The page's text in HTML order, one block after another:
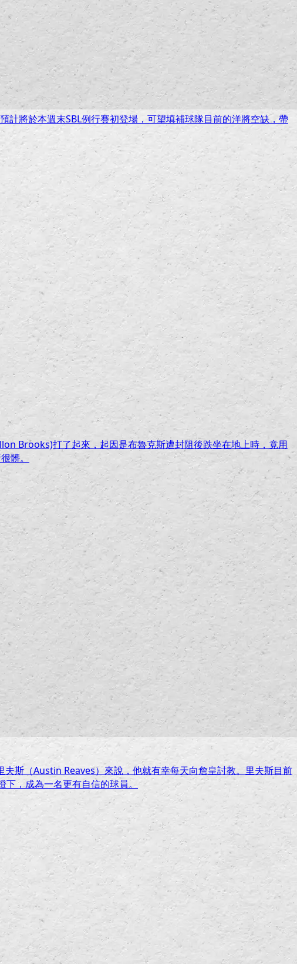
將於本週末SBL例行賽初登場，可望填補球隊目前的洋將空缺，帶
Brooks)打了起來，起因是布魯克斯遭封阻後跌坐在地上時，竟用
髒。
斯（Austin Reaves）來說，他就有幸每天向詹皇討教。里夫斯目前
，成為一名更有自信的球員。